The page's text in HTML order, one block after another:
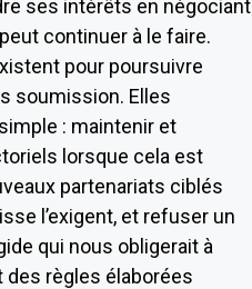
ses intérêts en négociant
continuer à le faire.
pour poursuivre
soumission. Elles
: maintenir et
lorsque cela est
partenariats ciblés
l’exigent, et refuser un
qui nous obligerait à
règles élaborées